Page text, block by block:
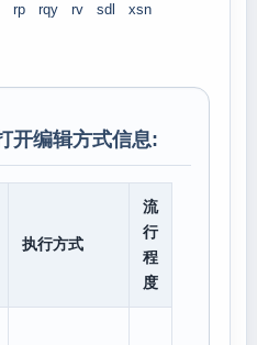
rp rqy rv sdl xsn
开编辑方式信息:
执行方式
流
行
程
度